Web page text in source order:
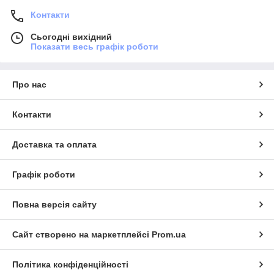
Контакти
Сьогодні вихідний
Показати весь графік роботи
Про нас
Контакти
Доставка та оплата
Графік роботи
Повна версія сайту
Сайт створено на маркетплейсі Prom.ua
Політика конфіденційності